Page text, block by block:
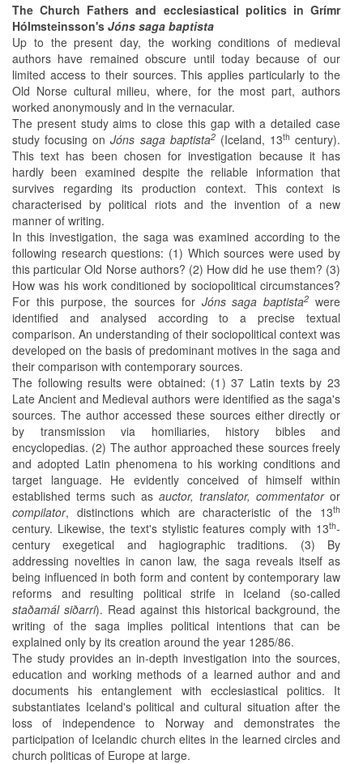
The Church Fathers and ecclesiastical politics in Grímr
Hólmsteinsson's Jóns saga baptista
Up to the present day, the working conditions of medieval
authors have remained obscure until today because of our
limited access to their sources. This applies particularly to the
Old Norse cultural milieu, where, for the most part, authors
worked anonymously and in the vernacular.
The present study aims to close this gap with a detailed case
study focusing onJóns saga baptista2(Iceland, 13th century).
This text has been chosen for investigation because it has
hardly been examined despite the reliable information that
survives regarding its production context. This context is
characterised by political riots and the invention of a new
manner of writing.
In this investigation, the saga was examined according to the
following research questions: (1) Which sources were used by
this particular Old Norse authors? (2) How did he use them? (3)
How was his work conditioned by sociopolitical circumstances?
For this purpose, the sources for Jóns saga baptista2 were
identified and analysed according to a precise textual
comparison. An understanding of their sociopolitical context was
developed on the basis of predominant motives in the saga and
their comparison with contemporary sources.
The following results were obtained: (1) 37 Latin texts by 23
Late Ancient and Medieval authors were identified as the saga's
sources. The author accessed these sources either directly or
by transmission via homiliaries, history bibles and
encyclopedias. (2) The author approached these sources freely
and adopted Latin phenomena to his working conditions and
target language. He evidently conceived of himself within
established terms such as auctor, translator, commentatoror
compilator, distinctions which are characteristic of the 13th
century. Likewise, the text's stylistic features comply with 13th-
century exegetical and hagiographic traditions. (3) By
addressing novelties in canon law, the saga reveals itself as
being influenced in both form and content by contemporary law
reforms and resulting political strife in Iceland (so-called
staðamál siðarri). Read against this historical background, the
writing of the saga implies political intentions that can be
explained only by its creation around the year 1285/86.
The study provides an in-depth investigation into the sources,
education and working methods of a learned author and and
documents his entanglement with ecclesiastical politics. It
substantiates Iceland's political and cultural situation after the
loss of independence to Norway and demonstrates the
participation of Icelandic church elites in the learned circles and
church politicas of Europe at large.